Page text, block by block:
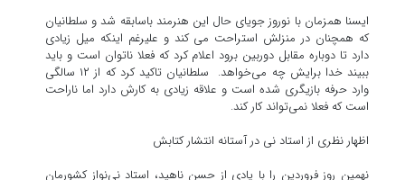
ایسنا همزمان با نوروز جویای حال این هنرمند باسابقه شد و سلطانیان
که همچنان در منزلش استراحت می کند و علیرغم اینکه میل زیادی
دارد تا دوباره مقابل دوربین برود اعلام کرد که فعلا ناتوان است و باید
ببیند خدا برایش چه می‌خواهد. سلطانیان تاکید کرد که از ۱۲ سالگی
وارد حرفه بازیگری شده است و علاقه زیادی به کارش دارد اما ناراحت
است که فعلا نمی‌تواند کار کند.
اظهار نظری از استاد نی در آستانه انتشار کتابش
نهمین روز فروردین را با یادی از حسن ناهید، استاد نی‌نواز کشورمان